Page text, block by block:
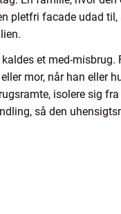
pletfri facade udad
et med-misbrug.
mor, når han eller
isolere sig
så den